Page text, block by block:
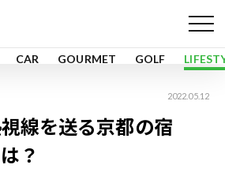
CAR GOURMET GOLF
2022.05.12
線を送る京都の宿
？